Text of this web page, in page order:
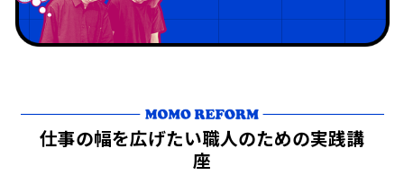
仕事の幅を広げたい職人のための実践講
座